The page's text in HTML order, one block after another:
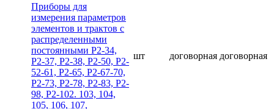
Приборы для
измерения параметров
элементов и трактов с
распределенными
постоянными Р2-34,
Р2-37, Р2-38, Р2-50, Р2-
52-61, Р2-65, Р2-67-70,
Р2-73, Р2-78, Р2-83, Р2-
98, Р2-102. 103, 104,
105, 106, 107,
шт договорная договорная